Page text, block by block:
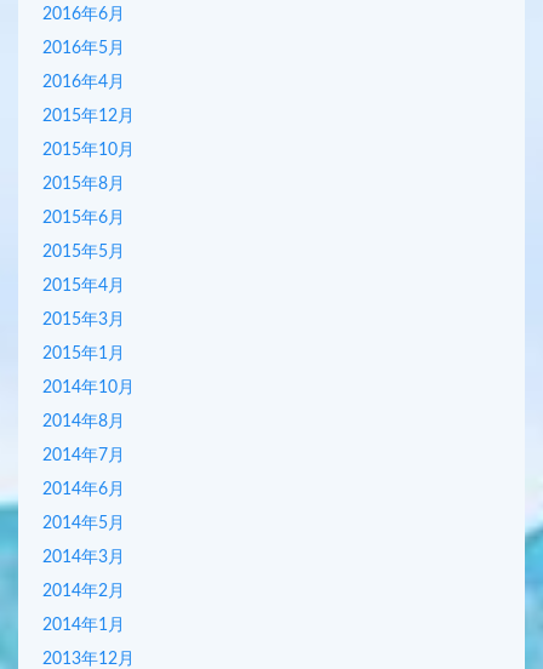
2016年6月
2016年5月
2016年4月
2015年12月
2015年10月
2015年8月
2015年6月
2015年5月
2015年4月
2015年3月
2015年1月
2014年10月
2014年8月
2014年7月
2014年6月
2014年5月
2014年3月
2014年2月
2014年1月
2013年12月